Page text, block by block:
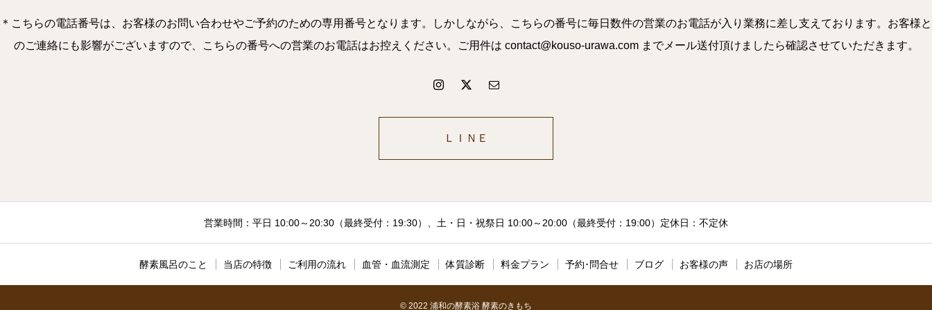
＊こちらの電話番号は、お客様のお問い合わせやご予約のための専用番号となります。しかしながら、こちらの番号に毎日数件の営業のお電話が入り業務に差し支えております。お客様と
のご連絡にも影響がございますので、こちらの番号への営業のお電話はお控えください。ご用件は contact@kouso-urawa.com までメール送付頂けましたら確認させていただきます。
ＬＩＮＥ
営業時間：平日 10:00～20:30（最終受付：19:30）、土・日・祝祭日 10:00～20:00（最終受付：19:00）定休日：不定休
酵素風呂のこと 当店の特徴 ご利用の流れ 血管・血流測定 体質診断 料金プラン 予約･問合せ ブログ お客様の声 お店の場所
© 2022 浦和の酵素浴 酵素のきもち